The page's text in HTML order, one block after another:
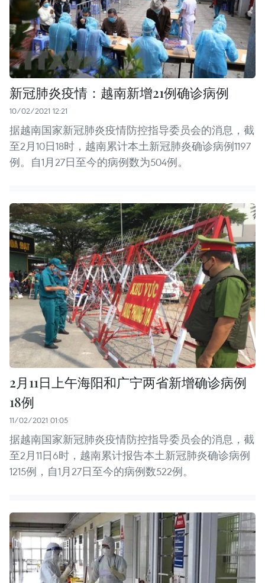
新冠肺炎疫情：越南新增21例确诊病例
10/02/2021 12:21
据越南国家新冠肺炎疫情防控指导委员会的消息，截
至2月10日18时，越南累计本土新冠肺炎确诊病例1197
例。自1月27日至今的病例数为504例。
2月11日上午海阳和广宁两省新增确诊病例
18例
11/02/2021 01:05
据越南国家新冠肺炎疫情防控指导委员会的消息，截
至2月11日6时，越南累计报告本土新冠肺炎确诊病例
1215例，自1月27日至今的病例数522例。